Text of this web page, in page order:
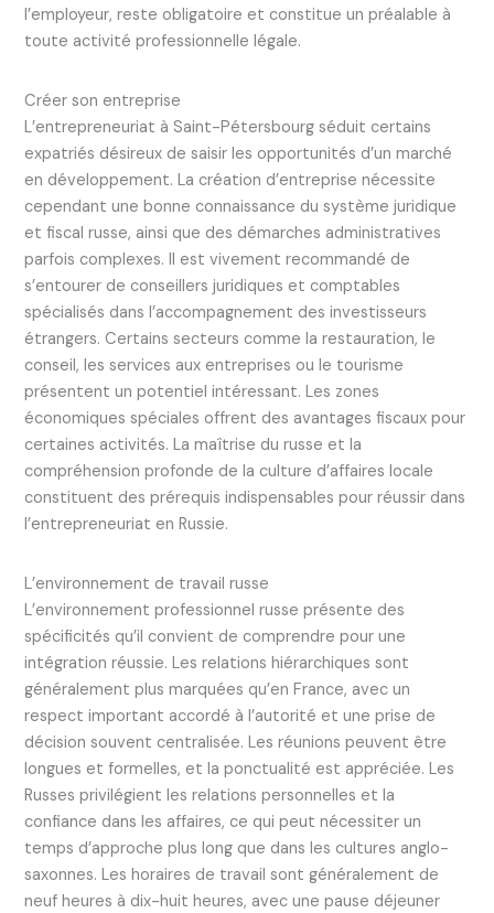
l’employeur, reste obligatoire et constitue un préalable à
toute activité professionnelle légale.
Créer son entreprise
L’entrepreneuriat à Saint-Pétersbourg séduit certains
expatriés désireux de saisir les opportunités d’un marché
en développement. La création d’entreprise nécessite
cependant une bonne connaissance du système juridique
et fiscal russe, ainsi que des démarches administratives
parfois complexes. Il est vivement recommandé de
s’entourer de conseillers juridiques et comptables
spécialisés dans l’accompagnement des investisseurs
étrangers. Certains secteurs comme la restauration, le
conseil, les services aux entreprises ou le tourisme
présentent un potentiel intéressant. Les zones
économiques spéciales offrent des avantages fiscaux pour
certaines activités. La maîtrise du russe et la
compréhension profonde de la culture d’affaires locale
constituent des prérequis indispensables pour réussir dans
l’entrepreneuriat en Russie.
L’environnement de travail russe
L’environnement professionnel russe présente des
spécificités qu’il convient de comprendre pour une
intégration réussie. Les relations hiérarchiques sont
généralement plus marquées qu’en France, avec un
respect important accordé à l’autorité et une prise de
décision souvent centralisée. Les réunions peuvent être
longues et formelles, et la ponctualité est appréciée. Les
Russes privilégient les relations personnelles et la
confiance dans les affaires, ce qui peut nécessiter un
temps d’approche plus long que dans les cultures anglo-
saxonnes. Les horaires de travail sont généralement de
neuf heures à dix-huit heures, avec une pause déjeuner